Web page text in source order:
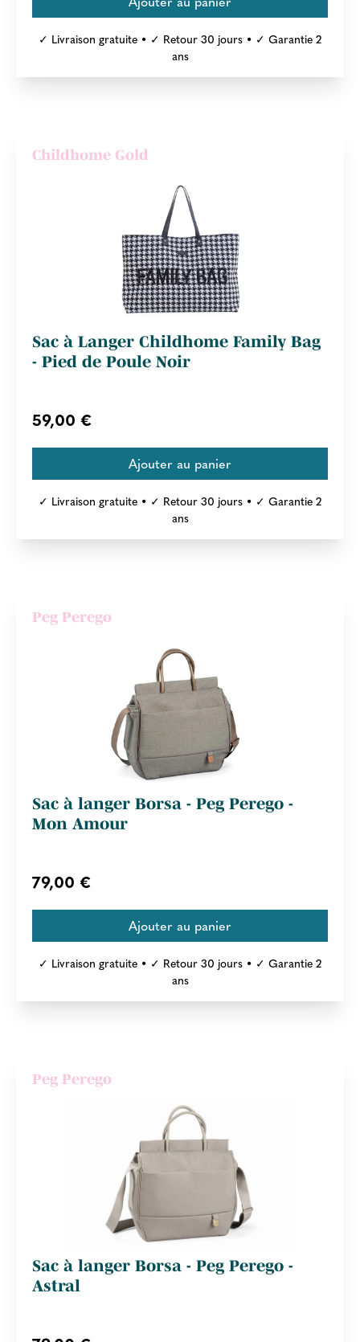
✓ Livraison gratuite • ✓ Retour 30 jours • ✓ Garantie 2
ans
Childhome Gold
Sac à Langer Childhome Family Bag
- Pied de Poule Noir
59,00 €
✓ Livraison gratuite • ✓ Retour 30 jours • ✓ Garantie 2
ans
Peg Perego
Sac à langer Borsa - Peg Perego -
Mon Amour
79,00 €
✓ Livraison gratuite • ✓ Retour 30 jours • ✓ Garantie 2
ans
Peg Perego
Sac à langer Borsa - Peg Perego -
Astral